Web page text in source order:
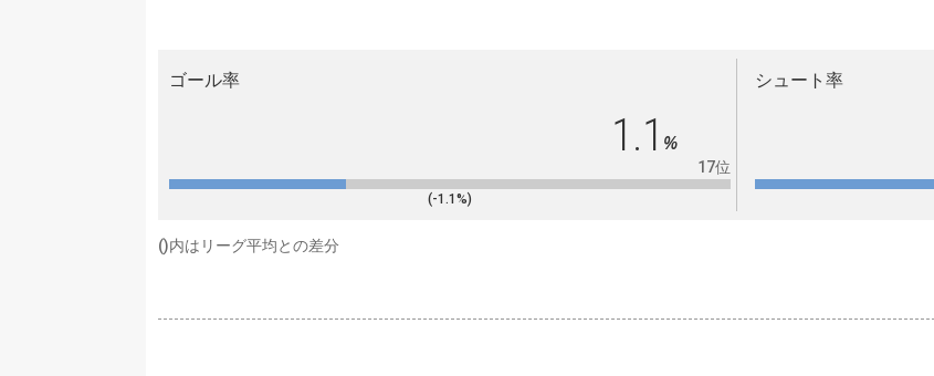
ゴール率
1.1 %
17位
(-1.1%)
シュート率
()内はリーグ平均との差分